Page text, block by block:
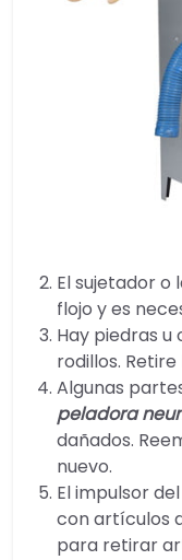
El sujetador o
flojo y es
Hay piedras
rodillos.
Algunas
peladora
dañados.
nuevo.
El impulsor
con artículos
para retirar